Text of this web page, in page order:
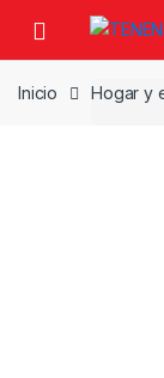
navigation
content
Inicio Hogar y